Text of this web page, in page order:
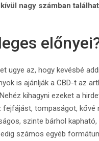
nagy számban
ugye az, hogy kevésbé
is ajánlják a CBD-t az
kihagyni ezeket a
tompaságot, kővé
szinte bárhol
számos egyéb